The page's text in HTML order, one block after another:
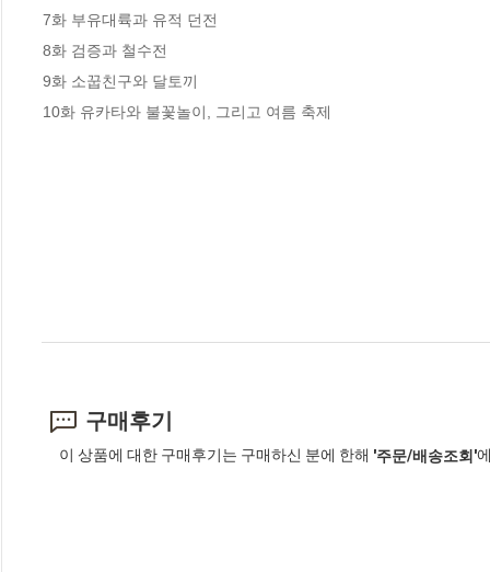
7화 부유대륙과 유적 던전
8화 검증과 철수전
9화 소꿉친구와 달토끼
10화 유카타와 불꽃놀이, 그리고 여름 축제
구매후기
이 상품에 대한 구매후기는 구매하신 분에 한해 '주문/배송조회'